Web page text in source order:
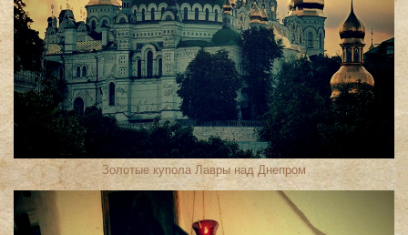
Золотые купола Лавры над Днепром